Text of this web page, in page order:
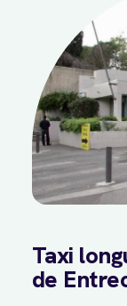
Taxi
de